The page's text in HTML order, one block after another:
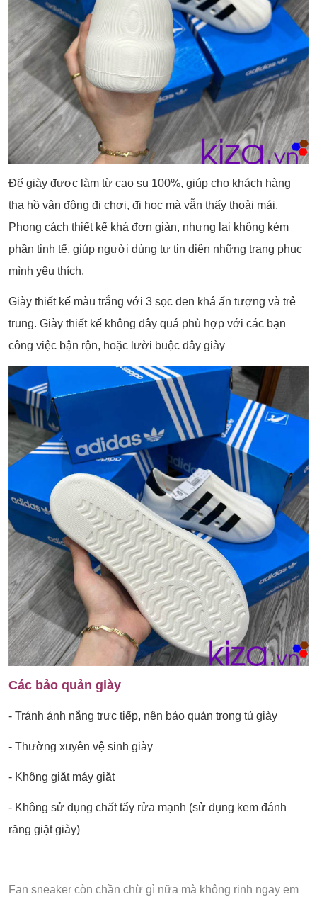
Đế giày được làm từ cao su 100%, giúp cho khách hàng
tha hồ vận động đi chơi, đi học mà vẫn thấy thoải mái.
Phong cách thiết kế khá đơn giàn, nhưng lại không kém
phần tinh tế, giúp người dùng tự tin diện những trang phục
mình yêu thích.
Giày thiết kế màu trắng với 3 sọc đen khá ấn tượng và trẻ
trung. Giày thiết kế không dây quá phù hợp với các bạn
công việc bận rộn, hoặc lười buộc dây giày
Các bảo quản giày
- Tránh ánh nắng trực tiếp, nên bảo quản trong tủ giày
- Thường xuyên vệ sinh giày
- Không giặt máy giặt
- Không sử dụng chất tẩy rửa mạnh (sử dụng kem đánh
răng giặt giày)
Fan sneaker còn chần chừ gì nữa mà không rinh ngay em